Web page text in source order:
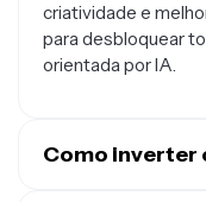
criatividade e
para desbloquear
orientada por IA.
Como inverter